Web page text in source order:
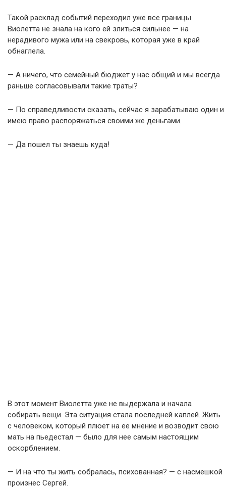
Такой расклад событий переходил уже все границы.
Виолетта не знала на кого ей злиться сильнее — на
нерадивого мужа или на свекровь, которая уже в край
обнаглела.
— А ничего, что семейный бюджет у нас общий и мы всегда
раньше согласовывали такие траты?
— По справедливости сказать, сейчас я зарабатываю один и
имею право распоряжаться своими же деньгами.
— Да пошел ты знаешь куда!
В этот момент Виолетта уже не выдержала и начала
собирать вещи. Эта ситуация стала последней каплей. Жить
с человеком, который плюет на ее мнение и возводит свою
мать на пьедестал — было для нее самым настоящим
оскорблением.
— И на что ты жить собралась, психованная? — с насмешкой
произнес Сергей.